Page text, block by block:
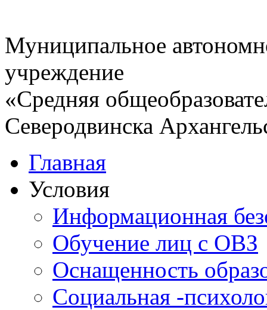
Муниципальное
учреждение
«Средняя
Северодвинска
Главная
Условия
Информационная
Обучение лиц с ОВЗ
Оснащенность
Социальная -